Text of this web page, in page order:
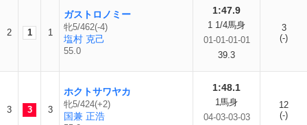
2 1 1
ガストロノミー
牝5/462(-4)
塩村 克己
55.0
1:47.9
1 1/4馬身
01-01-01-01
39.3
3
(-)
3 3 3
ホクトサワヤカ
牝5/424(+2)
国兼 正浩
1:48.1
1馬身
04-03-03-03
12
(-)